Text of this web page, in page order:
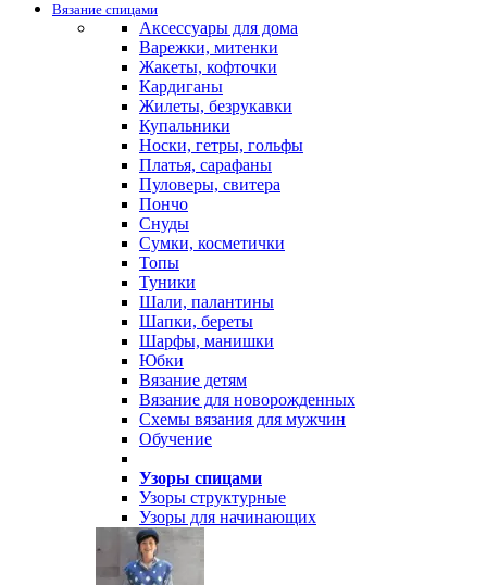
Вязание спицами
Аксессуары для дома
Варежки, митенки
Жакеты, кофточки
Кардиганы
Жилеты, безрукавки
Купальники
Носки, гетры, гольфы
Платья, сарафаны
Пуловеры, свитера
Пончо
Снуды
Сумки, косметички
Топы
Туники
Шали, палантины
Шапки, береты
Шарфы, манишки
Юбки
Вязание детям
Вязание для новорожденных
Схемы вязания для мужчин
Обучение
Узоры спицами
Узоры структурные
Узоры для начинающих